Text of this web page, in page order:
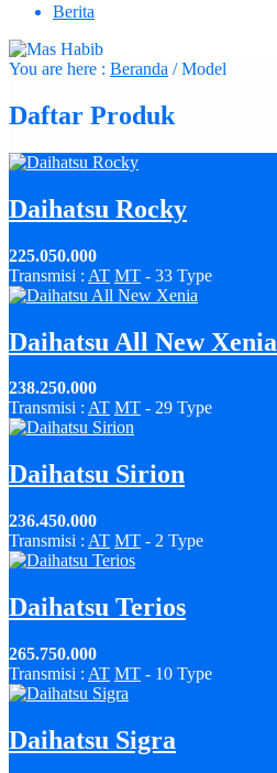
Berita
You are here : Beranda /Model
Daftar Produk
Daihatsu Rocky
225.050.000
Transmisi : AT MT - 33 Type
Daihatsu All New Xenia
238.250.000
Transmisi : AT MT - 29 Type
Daihatsu Sirion
236.450.000
Transmisi : AT MT - 2 Type
Daihatsu Terios
265.750.000
Transmisi : AT MT - 10 Type
Daihatsu Sigra